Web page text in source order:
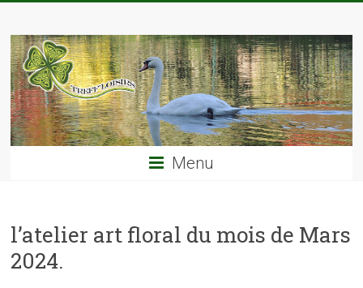
content
TREFF'LOISIRS
Menu
l’atelier art floral du mois de Mars
2024.